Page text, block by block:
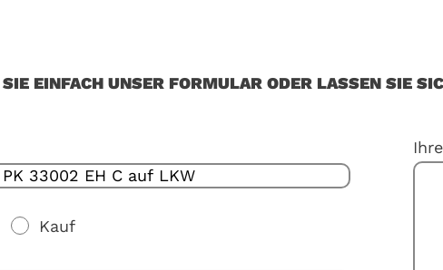
EINFACH UNSER FORMULAR ODER LASSEN SIE
Kauf